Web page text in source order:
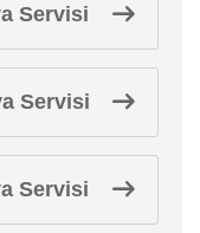
Servisi
Servisi
Servisi